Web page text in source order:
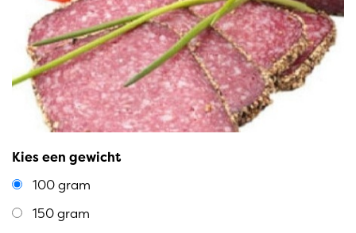
Kies een gewicht
100 gram
150 gram